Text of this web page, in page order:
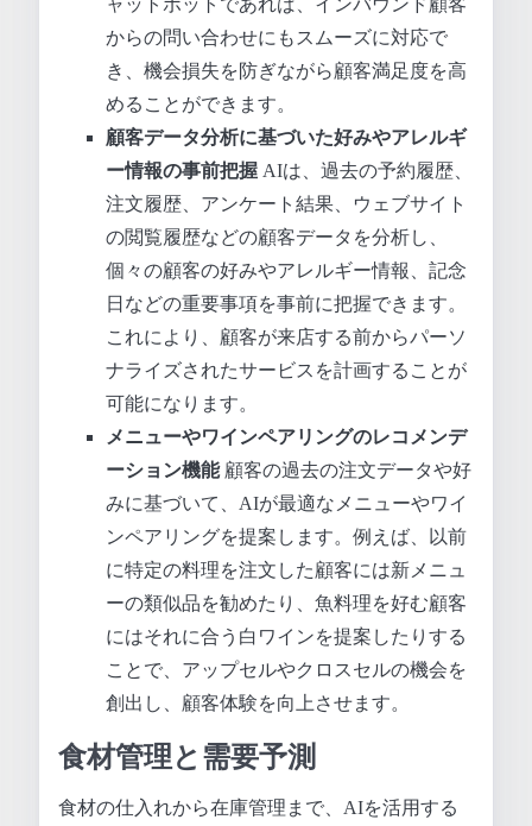
ャットボットであれば、インバウンド顧客
からの問い合わせにもスムーズに対応で
き、機会損失を防ぎながら顧客満足度を高
めることができます。
顧客データ分析に基づいた好みやアレルギ
ー情報の事前把握AIは、過去の予約履歴、
注文履歴、アンケート結果、ウェブサイト
の閲覧履歴などの顧客データを分析し、
個々の顧客の好みやアレルギー情報、記念
日などの重要事項を事前に把握できます。
これにより、顧客が来店する前からパーソ
ナライズされたサービスを計画することが
可能になります。
メニューやワインペアリングのレコメンデ
ーション機能顧客の過去の注文データや好
みに基づいて、AIが最適なメニューやワイ
ンペアリングを提案します。例えば、以前
に特定の料理を注文した顧客には新メニュ
ーの類似品を勧めたり、魚料理を好む顧客
にはそれに合う白ワインを提案したりする
ことで、アップセルやクロスセルの機会を
創出し、顧客体験を向上させます。
食材管理と需要予測
食材の仕入れから在庫管理まで、AIを活用する